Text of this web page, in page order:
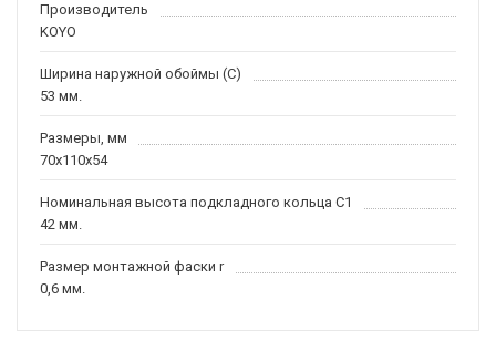
Производитель
KOYO
Ширина наружной обоймы (C)
53 мм.
Размеры, мм
70x110x54
Номинальная высота подкладного кольца C1
42 мм.
Размер монтажной фаски r
0,6 мм.